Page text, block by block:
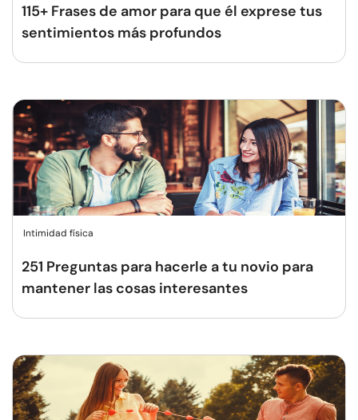
115+ Frases de amor para que él exprese tus
sentimientos más profundos
Intimidad física
251 Preguntas para hacerle a tu novio para
mantener las cosas interesantes